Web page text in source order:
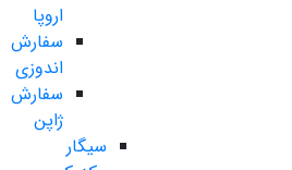
اروپا
سفارش
اندوزی
سفارش
ژاپن
سیگار